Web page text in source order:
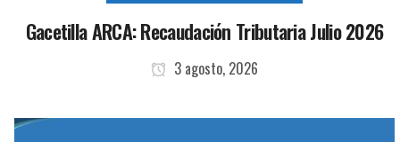
Gacetilla ARCA: Recaudación Tributaria Julio 2026
3 agosto, 2026